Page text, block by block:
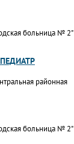
больница № 2"
районная
больница № 2"